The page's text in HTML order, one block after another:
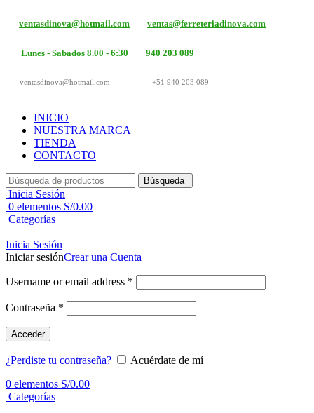
ventasdinova@hotmail.com ventas@ferreteriadinova.com
Lunes - Sabados 8.00 - 6:30 940 203 089
ventasdinova@hotmail.com +51 940 203 089
INICIO
NUESTRA MARCA
TIENDA
CONTACTO
Búsqueda
Inicia Sesión
0 elementos S/0.00
Categorías
Inicia Sesión
Iniciar sesiónCrear una Cuenta
Username or email address *
Contraseña *
Acceder
¿Perdiste tu contraseña?
Acuérdate de mí
0 elementos S/0.00
Categorías